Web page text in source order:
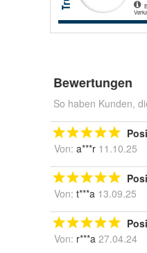
Bewertungen
So haben Kunden,
Von: a***r 11.10.25
Von: t***a 13.09.25
Von: r***a 27.04.24